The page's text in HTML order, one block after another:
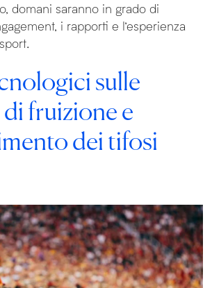
domani saranno in grado di
i rapporti e l’esperienza
sulle
fruizione e
dei tifosi